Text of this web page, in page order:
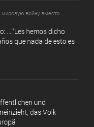
войну вместо
...."Les hemos dicho
que nada de esto es
und
das Volk